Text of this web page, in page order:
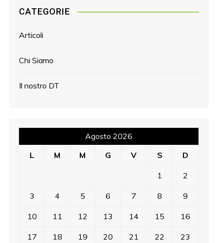
CATEGORIE
Articoli
Chi Siamo
Il nostro DT
Agosto 2026
L
M M G V S D
1 2
3 4 5 6 7 8 9
10 11 12 13 14 15 16
17 18 19 20 21 22 23